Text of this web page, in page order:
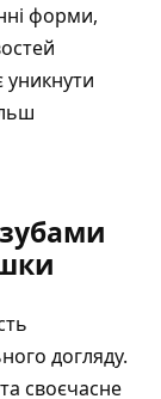
форми,
уникнути
догляду.
своєчасне